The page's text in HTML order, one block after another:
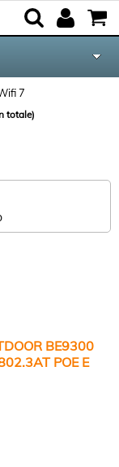
7
totale)
BE9300
POE E